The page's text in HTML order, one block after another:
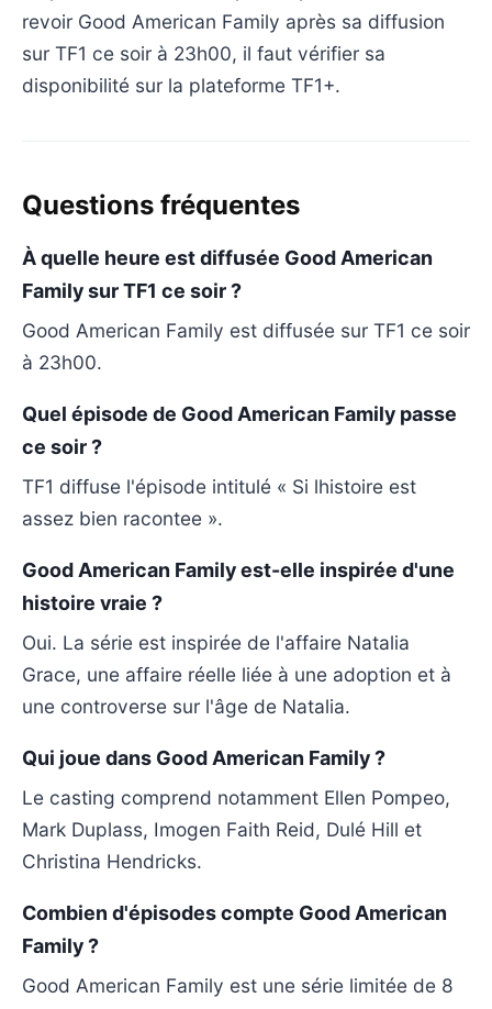
revoir Good American Family après sa diffusion
sur TF1 ce soir à 23h00, il faut vérifier sa
disponibilité sur la plateforme TF1+.
Questions fréquentes
À quelle heure est diffusée Good American
Family sur TF1 ce soir ?
Good American Family est diffusée sur TF1 ce soir
à 23h00.
Quel épisode de Good American Family passe
ce soir ?
TF1 diffuse l'épisode intitulé « Si lhistoire est
assez bien racontee ».
Good American Family est-elle inspirée d'une
histoire vraie ?
Oui. La série est inspirée de l'affaire Natalia
Grace, une affaire réelle liée à une adoption et à
une controverse sur l'âge de Natalia.
Qui joue dans Good American Family ?
Le casting comprend notamment Ellen Pompeo,
Mark Duplass, Imogen Faith Reid, Dulé Hill et
Christina Hendricks.
Combien d'épisodes compte Good American
Family ?
Good American Family est une série limitée de 8